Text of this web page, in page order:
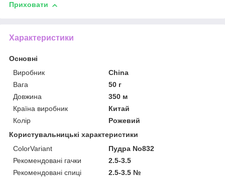
Приховати
Характеристики
Основні
Виробник
China
Вага
50 г
Довжина
350 м
Країна виробник
Китай
Колір
Рожевий
Користувальницькі характеристики
ColorVariant
Пудра No832
Рекомендовані гачки
2.5-3.5
Рекомендовані спиці
2.5-3.5 №